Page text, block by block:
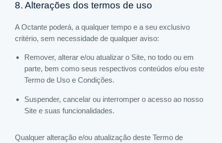
8. Alterações dos termos de uso
A Octante poderá, a qualquer tempo e a seu exclusivo
critério, sem necessidade de qualquer aviso:
Remover, alterar e/ou atualizar o Site, no todo ou em
parte, bem como seus respectivos conteúdos e/ou este
Termo de Uso e Condições.
Suspender, cancelar ou interromper o acesso ao nosso
Site e suas funcionalidades.
Qualquer alteração e/ou atualização deste Termo de